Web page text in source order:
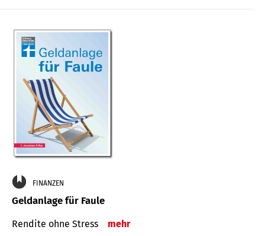
FINANZEN
Geldanlage für Faule
Rendite ohne Stress mehr